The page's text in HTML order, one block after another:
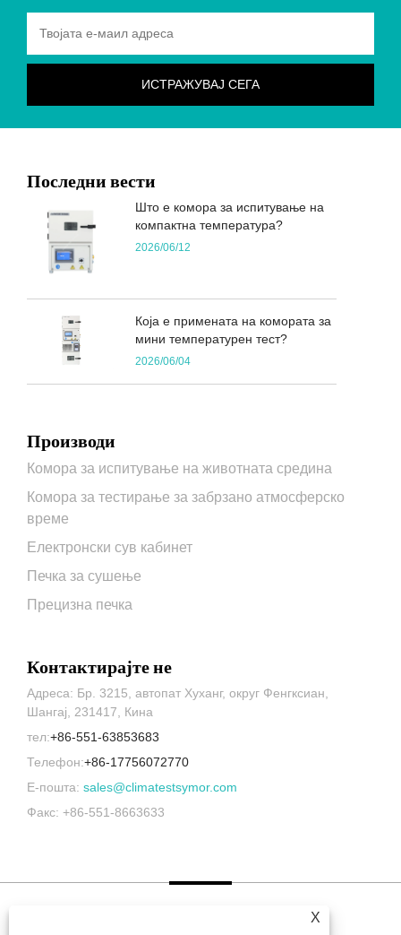
Последни вести
Што е комора за испитување на
компактна температура?
2026/06/12
Која е примената на комората за
мини температурен тест?
2026/06/04
Производи
Комора за испитување на животната средина
Комора за тестирање за забрзано атмосферско
време
Електронски сув кабинет
Печка за сушење
Прецизна печка
Контактирајте не
Адреса: Бр. 3215, автопат Хуханг, округ Фенгксиан,
Шангај, 231417, Кина
тел:+86-551-63853683
Телефон:+86-17756072770
Е-пошта: sales@climatestsymor.com
Факс: +86-551-8663633
X